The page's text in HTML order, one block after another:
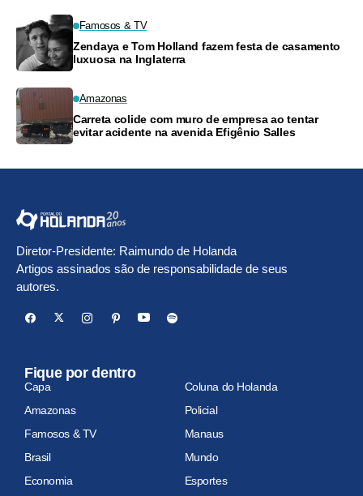
Famosos & TV
Zendaya e Tom Holland fazem festa de casamento
luxuosa na Inglaterra
Amazonas
Carreta colide com muro de empresa ao tentar
evitar acidente na avenida Efigênio Salles
Diretor-Presidente: Raimundo de Holanda
Artigos assinados são de responsabilidade de seus
autores.
Fique por dentro
Capa
Coluna do Holanda
Amazonas
Policial
Famosos & TV
Manaus
Brasil
Mundo
Economia
Esportes